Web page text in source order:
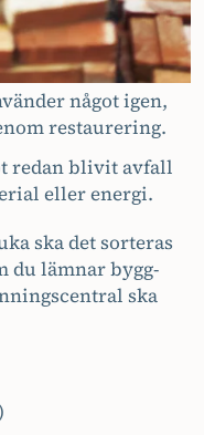
något igen,
restaurering.
redan blivit avfall
eller energi.
ska det sorteras
du lämnar bygg-
ska